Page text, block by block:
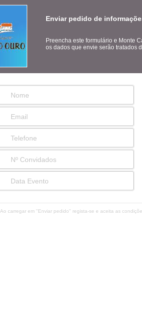
Enviar pedido de
Preencha este formulário e Monte
os dados que envie serão tratados
Ao carregar em "Enviar pedido" regista-se e aceita as